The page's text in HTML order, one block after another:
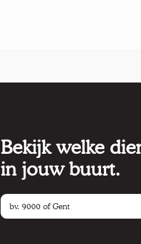
Bekijk welke
in jouw buurt.